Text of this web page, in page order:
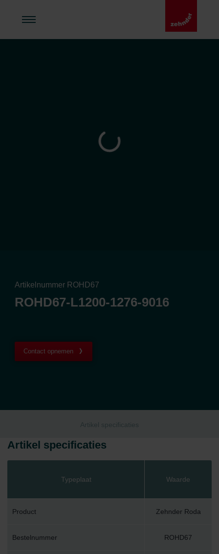
Artikelnummer ROHD67
ROHD67-L1200-1276-9016
Contact opnemen
Artikel specificaties
Artikel specificaties
Typeplaat Waarde
Product Zehnder Roda
Bestelnummer ROHD67